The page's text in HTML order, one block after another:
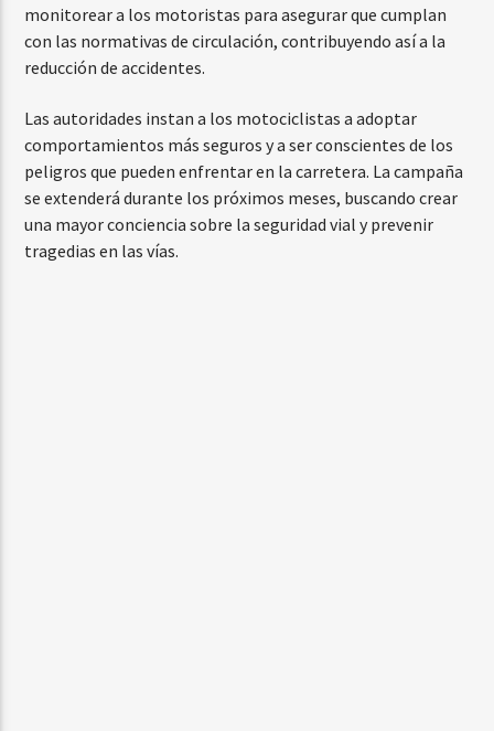
monitorear a los motoristas para asegurar que cumplan
con las normativas de circulación, contribuyendo así a la
reducción de accidentes.
Las autoridades instan a los motociclistas a adoptar
comportamientos más seguros y a ser conscientes de los
peligros que pueden enfrentar en la carretera. La campaña
se extenderá durante los próximos meses, buscando crear
una mayor conciencia sobre la seguridad vial y prevenir
tragedias en las vías.